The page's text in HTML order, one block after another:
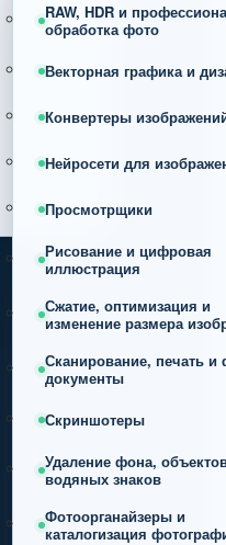
RAW, HDR и
обработка фото
Векторная графика и
Конвертеры
Нейросети для
Просмотрщики
Рисование и цифровая
иллюстрация
Сжатие, оптимизация и
изменение размера
Сканирование, печать и
документы
Скриншотеры
Удаление фона,
водяных знаков
Фотоорганайзеры и
каталогизация